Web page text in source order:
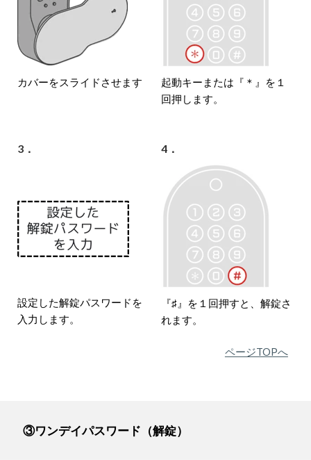
カバーをスライドさせます
起動キーまたは『＊』を１
回押します。
3．
設定した解錠パスワードを
入力します。
4．
『♯』を１回押すと、解錠さ
れます。
ページTOPへ
③ワンデイパスワード（解錠）